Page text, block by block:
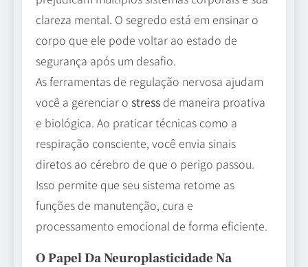
clareza mental. O segredo está em ensinar o
corpo que ele pode voltar ao estado de
segurança após um desafio.
As ferramentas de regulação nervosa ajudam
você a gerenciar o stress de maneira proativa
e biológica. Ao praticar técnicas como a
respiração consciente, você envia sinais
diretos ao cérebro de que o perigo passou.
Isso permite que seu sistema retome as
funções de manutenção, cura e
processamento emocional de forma eficiente.
O Papel Da Neuroplasticidade Na